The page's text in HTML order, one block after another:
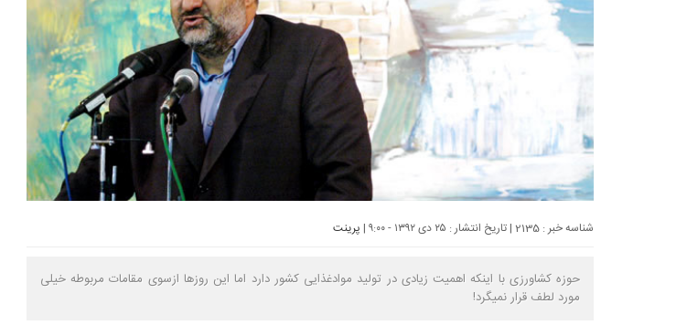
شناسه خبر : 2135 | تاریخ انتشار : ۲۵ دی ۱۳۹۲ - ۹:۰۰ | پرینت
حوزه کشاورزی با اینکه اهمیت زیادی در تولید موادغذایی کشور دارد اما این روزها ازسوی مقامات مربوطه خیلی
مورد لطف قرار نمیگرد!